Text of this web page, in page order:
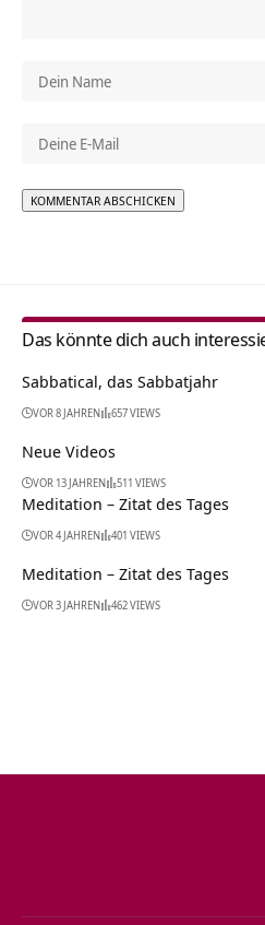
Das könnte dich auch
Sabbatical, das Sabbatjahr
VOR 8 JAHREN 657 VIEWS
Neue Videos
VOR 13 JAHREN 511 VIEWS
Meditation – Zitat des Tages
VOR 4 JAHREN 401 VIEWS
Meditation – Zitat des Tages
VOR 3 JAHREN 462 VIEWS